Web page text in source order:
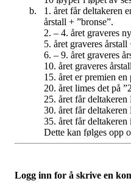
b.
1. året får deltakeren
årstall + ”bronse”.
2. – 4. året graveres
5. året graveres årstall
6. – 9. året graveres
10. året graveres
15. året er premien
20. året limes det på
25. året får
30. året får
35. året får deltakeren
Dette kan følges opp
Logg inn for å skrive en